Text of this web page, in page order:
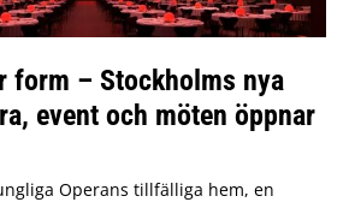
form – Stockholms nya
event och möten öppnar
Operans tillfälliga hem, en